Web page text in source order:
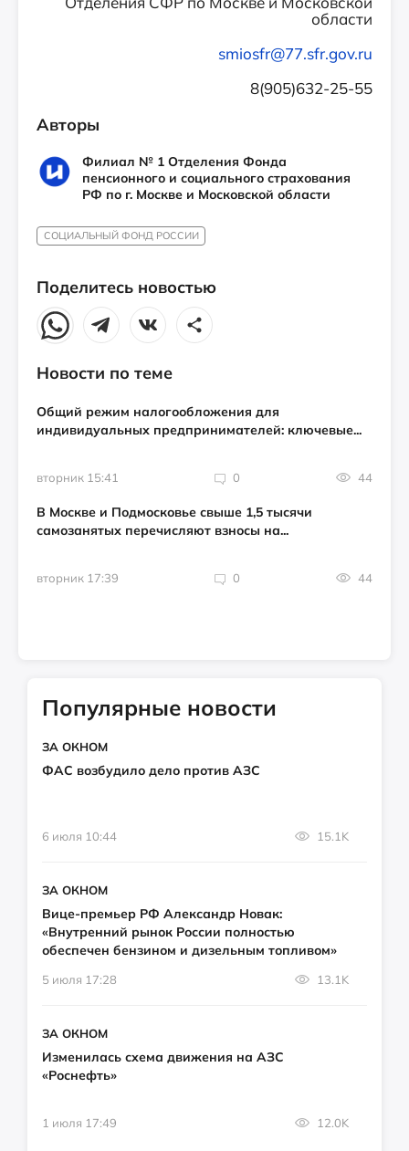
области
smiosfr@77.sfr.gov.ru
8(905)632-25-55
Авторы
Филиал № 1 Отделения Фонда
пенсионного и социального страхования
РФ по г. Москве и Московской области
СОЦИАЛЬНЫЙ ФОНД РОССИИ
Поделитесь новостью
Новости по теме
Общий режим налогообложения для
индивидуальных предпринимателей: ключевые...
вторник 15:41 0 44
В Москве и Подмосковье свыше 1,5 тысячи
самозанятых перечисляют взносы на...
вторник 17:39 0 44
Популярные новости
ЗА ОКНОМ
ФАС возбудило дело против АЗС
6 июля 10:44 15.1K
ЗА ОКНОМ
Вице-премьер РФ Александр Новак:
«Внутренний рынок России полностью
обеспечен бензином и дизельным топливом»
5 июля 17:28 13.1K
ЗА ОКНОМ
Изменилась схема движения на АЗС
«Роснефть»
1 июля 17:49 12.0K